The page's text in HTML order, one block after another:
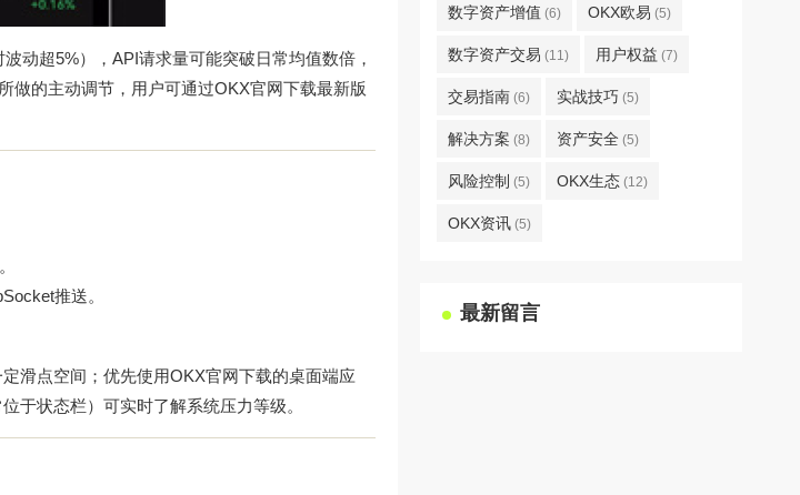
动超5%），API请求量可能突破日常均值数倍，
做的主动调节，用户可通过OKX官网下载最新版
推送。
滑点空间；优先使用OKX官网下载的桌面端应
于状态栏）可实时了解系统压力等级。
数字资产增值 (6) OKX欧易 (5)
数字资产交易 (11) 用户权益 (7)
交易指南 (6) 实战技巧 (5)
解决方案 (8) 资产安全 (5)
风险控制 (5) OKX生态 (12)
OKX资讯 (5)
最新留言